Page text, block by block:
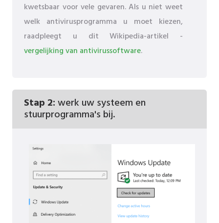
kwetsbaar voor vele gevaren. Als u niet weet
welk antivirusprogramma u moet kiezen,
raadpleegt u dit Wikipedia-artikel -
vergelijking van antivirussoftware.
Stap 2:werk uw systeem en
stuurprogramma's bij.